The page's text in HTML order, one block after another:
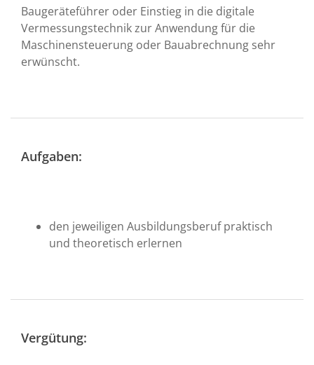
Baugeräteführer oder Einstieg in die digitale
Vermessungstechnik zur Anwendung für die
Maschinensteuerung oder Bauabrechnung sehr
erwünscht.
Aufgaben:
den jeweiligen Ausbildungsberuf praktisch
und theoretisch erlernen
Vergütung: